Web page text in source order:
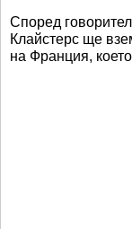
Според
Клайстерс ще
на Франция,